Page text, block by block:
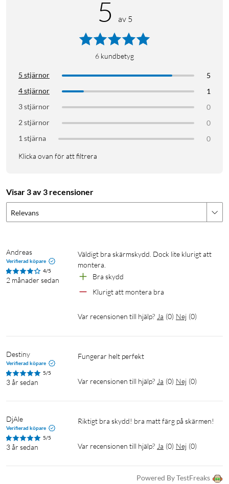
iPhone 14 Pro Max
5 av 5
6 kundbetyg
5 stjärnor
5
4 stjärnor
1
3 stjärnor
0
2 stjärnor
0
1 stjärna
0
Klicka ovan för att filtrera
Visar 3 av 3 recensioner
Relevans
Andreas
Verifierad köpare
4/5
2 månader sedan
Väldigt bra skärmskydd. Dock lite klurigt att
montera.
Bra skydd
Klurigt att montera bra
Var recensionen till hjälp? Ja (0) Nej (0)
Destiny
Verifierad köpare
5/5
3 år sedan
fungerar helt perfekt
Var recensionen till hjälp? Ja (0) Nej (0)
DjAle
Verifierad köpare
5/5
3 år sedan
Riktigt bra skydd! bra matt färg på skärmen!
Var recensionen till hjälp? Ja (0) Nej (0)
Powered By TestFreaks